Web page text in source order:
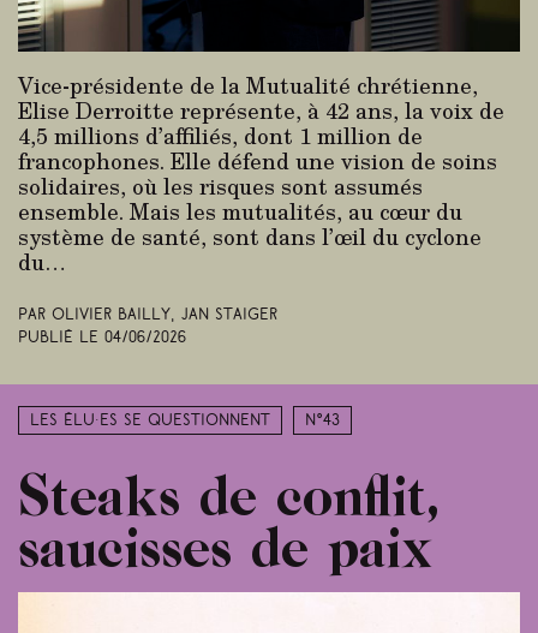
Vice-présidente de la Mutualité chrétienne,
Elise Derroitte représente, à 42 ans, la voix de
4,5 millions d’affiliés, dont 1 million de
francophones. Elle défend une vision de soins
solidaires, où les risques sont assumés
ensemble. Mais les mutualités, au cœur du
système de santé, sont dans l’œil du cyclone
du…
Par Olivier Bailly, Jan Staiger
Publié le 04/06/2026
Les élu·es se questionnent N°43
Steaks de conflit,
saucisses de paix